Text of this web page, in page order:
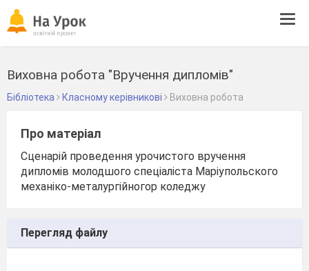
Виховна робота "Вручення дипломів"
Бібліотека Класному керівникові Виховна робота
Про матеріал
Сценарій проведення урочистого вручення
дипломів молодшого спеціаліста Маріупольского
механіко-металургійногор коледжу
Перегляд файлу